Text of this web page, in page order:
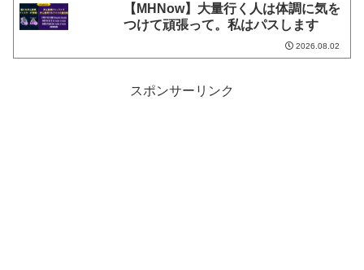
【MHNow】大量行く人は体調に気を
つけて頑張って。私はパスします
2026.08.02
スポンサーリンク